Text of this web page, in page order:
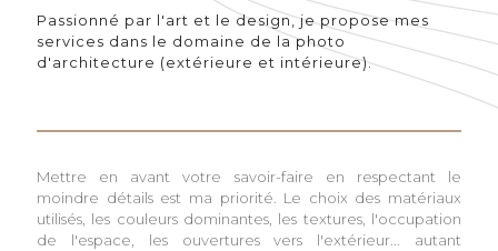
Passionné par l'art et le design, je propose mes
services dans le domaine de la photo
d'architecture (extérieure et intérieure).
Mettre en avant votre savoir-faire en respectant le
moindre détails est ma priorité. Le choix des matériaux
utilisés, les couleurs dominantes, les textures, l'occupation
de l'espace, les ouvertures vers l'extérieur... autant